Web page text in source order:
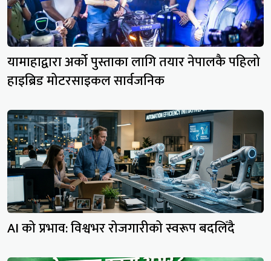
यामाहाद्वारा अर्को पुस्ताका लागि तयार नेपालकै पहिलो
हाइब्रिड मोटरसाइकल सार्वजनिक
AI को प्रभाव: विश्वभर रोजगारीको स्वरूप बदलिँदै